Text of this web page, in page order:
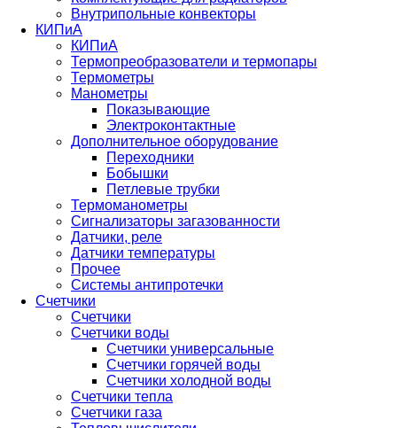
Внутрипольные конвекторы
КИПиА
КИПиА
Термопреобразователи и термопары
Термометры
Манометры
Показывающие
Электроконтактные
Дополнительное оборудование
Переходники
Бобышки
Петлевые трубки
Термоманометры
Сигнализаторы загазованности
Датчики, реле
Датчики температуры
Прочее
Системы антипротечки
Счетчики
Счетчики
Счетчики воды
Счетчики универсальные
Счетчики горячей воды
Счетчики холодной воды
Счетчики тепла
Счетчики газа